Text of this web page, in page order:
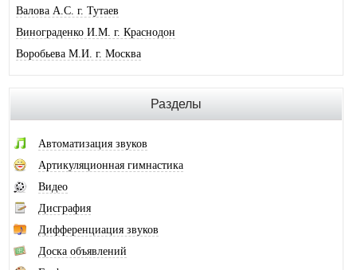
Валова А.С. г. Тутаев
Винограденко И.М. г. Краснодон
Воробьева М.И. г. Москва
Гандрабура Н.В. г. Кишинев
Гвоздева Е.А. г. Москва
Головина А.И. г. Минусинск
Горлова О.В. г. Шимановск
Горохова И.А. г. Москва
Горячева О.В. г. Тимашевск
Губайдуллина Н.Р. г. Тольятти
Десюкова Н.В. г. Томск
Разделы
Автоматизация звуков
Артикуляционная гимнастика
Видео
Дисграфия
Дифференциация звуков
Доска объявлений